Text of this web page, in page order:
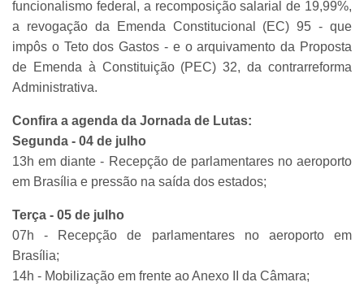
funcionalismo federal, a recomposição salarial de 19,99%,
a revogação da Emenda Constitucional (EC) 95 - que
impôs o Teto dos Gastos - e o arquivamento da Proposta
de Emenda à Constituição (PEC) 32, da contrarreforma
Administrativa.
Confira a agenda da Jornada de Lutas:
Segunda - 04 de julho
13h em diante - Recepção de parlamentares no aeroporto
em Brasília e pressão na saída dos estados;
Terça - 05 de julho
07h - Recepção de parlamentares no aeroporto em
Brasília;
14h - Mobilização em frente ao Anexo II da Câmara;